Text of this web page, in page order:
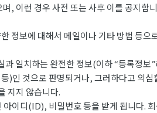
, 이런 경우 사전 또는 사후 이를 공지합
정보에 대해서 메일이나 기타 방법 등으
일치하는 완전한 정보(이하 “등록정
)인 것으로 판명되거나, 그러하다고 의
지지 않습니다.
이디(ID), 비밀번호 등을 받게 됩니다.